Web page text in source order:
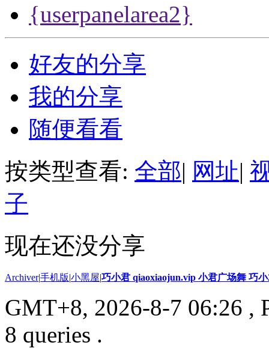
{userpanelarea2}
好友的分享
我的分享
随便看看
按类型查看: 全部| 网址|
子
现在还没分享
Archiver|手机版|小黑屋|巧小君 qiaoxiaojun.vip 小君广场舞 巧
GMT+8, 2026-8-7 06:26 ,
8 queries .